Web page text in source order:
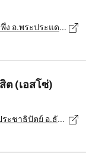
94 ม.18 ถ.สุขสวัสดิ์ ต.บางพึ่ง อ.พระประแดง จ.สมุทรปราการ, สมุทรปราการ - 10130
(เอสโซ่)
93/1 ถ.รังสิต-ปทุมธานี ต.ประชาธิปัตย์ อ.ธัญบุรี จ.ปทุมธานี, ปทุมธานี - 12130